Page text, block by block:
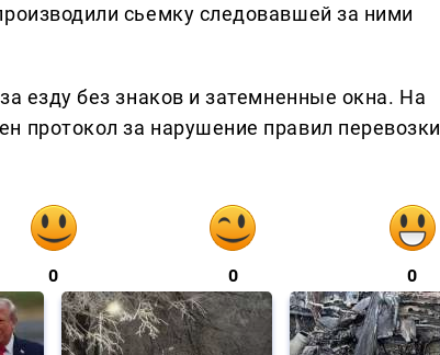
сьемку следовавшей за ними
езду без знаков и затемненные окна. На
протокол за нарушение правил перевозки
0 0 0